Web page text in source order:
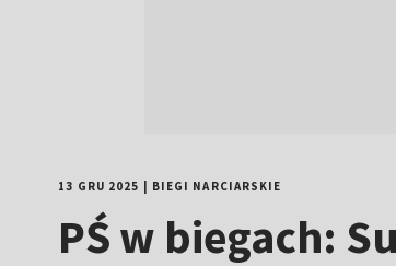
13 GRU 2025 BIEGI NARCIARSKIE
PŚ w biegach: